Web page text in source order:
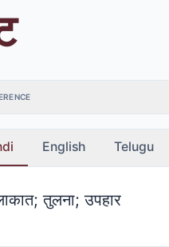
English Telugu
तुलना; उपहार